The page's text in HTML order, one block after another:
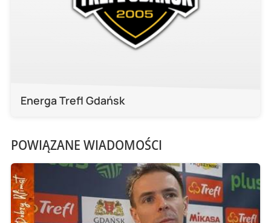
Energa Trefl Gdańsk
POWIĄZANE WIADOMOŚCI